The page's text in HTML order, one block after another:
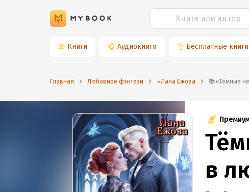
📖 Книги 🎧 Аудиокниги 👌 Бесплатные книги
Главная Любовное фэнтези ⭐️Лана Ежова 📚«Тёмные
в